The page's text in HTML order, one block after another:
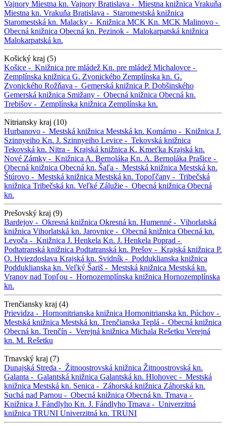
Vajnory Miestna kn. Vajnory Bratislava - Miestna knižnica Vrakuňa
Miestna kn. Vrakuňa Bratislava - Staromestská knižnica
Staromestská kn. Malacky - Knižnica MCK Kn. MCK Malinovo -
Obecná knižnica Obecná kn. Pezinok - Malokarpatská knižnica
Malokarpatská kn.
Košický kraj (5)
Košice - Knižnica pre mládež Kn. pre mládež Michalovce -
Zemplínska knižnica G. Zvonického Zemplínska kn. G.
Zvonického Rožňava - Gemerská knižnica P. Dobšinského
Gemerská knižnica Smižany - Obecná knižnica Obecná kn.
Trebišov - Zemplínska knižnica Zemplínska kn.
Nitriansky kraj (10)
Hurbanovo - Mestská knižnica Mestská kn. Komárno - Knižnica J.
Szinnyeiho Kn. J. Szinnyeiho Levice - Tekovská knižnica
Tekovská kn. Nitra - Krajská knižnica K. Kmeťka Krajská kn.
Nové Zámky - Knižnica A. Bernoláka Kn. A. Bernoláka Prašice -
Obecná knižnica Obecná kn. Šaľa - Mestská knižnica Mestská kn.
Štúrovo - Mestská knižnica Mestská kn. Topoľčany - Tribečská
knižnica Tribečská kn. Veľké Zálužie - Obecná knižnica Obecná
kn.
Prešovský kraj (9)
Bardejov - Okresná knižnica Okresná kn. Humenné - Vihorlatská
knižnica Vihorlatská kn. Jarovnice - Obecná knižnica Obecná kn.
Levoča - Knižnica J. Henkela Kn. J. Henkela Poprad -
Podtatranská knižnica Podtatranská kn. Prešov - Krajská knižnica P.
O. Hviezdoslava Krajská kn. Svidník - Podduklianska knižnica
Podduklianska kn. Veľký Šariš - Mestská knižnica Mestská kn.
Vranov nad Topľou - Hornozemplínska knižnica Hornozemplínska
kn.
Trenčiansky kraj (4)
Prievidza - Hornonitrianska knižnica Hornonitrianska kn. Púchov -
Mestská knižnica Mestská kn. Trenčianska Teplá - Obecná knižnica
Obecná kn. Trenčín - Verejná knižnica Michala Rešetku Verejná
kn. M. Rešetku
Trnavský kraj (7)
Dunajská Streda - Žitnoostrovská knižnica Žitnoostrovská kn.
Galanta - Galantská knižnica Galantská kn. Hlohovec - Mestská
knižnica Mestská kn. Senica - Záhorská knižnica Záhorská kn.
Suchá nad Parnou - Obecná knižnica Obecná kn. Trnava -
Knižnica J. Fándlyho Kn. J. Fándlyho Trnava - Univerzitná
knižnica TRUNI Univerzitná kn. TRUNI